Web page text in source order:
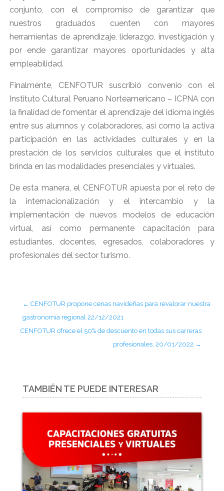
conjunto, con el compromiso de garantizar que
nuestros graduados cuenten con mayores
herramientas de aprendizaje, liderazgo, investigación y
por ende garantizar mayores oportunidades y alta
empleabilidad.
Finalmente, CENFOTUR suscribió convenio con el
Instituto Cultural Peruano Norteamericano – ICPNA con
la finalidad de fomentar el aprendizaje del idioma inglés
entre sus alumnos y colaboradores, así como la activa
participación en las actividades culturales y en la
prestación de los servicios culturales que el instituto
brinda en las modalidades presenciales y virtuales.
De esta manera, el CENFOTUR apuesta por el reto de
la internacionalización y el intercambio y la
implementación de nuevos modelos de educación
virtual, así como permanente capacitación para
estudiantes, docentes, egresados, colaboradores y
profesionales del sector turismo.
← CENFOTUR propone cenas navideñas para revalorar nuestra
gastronomía regional 22/12/2021
CENFOTUR ofrece el 50% de descuento en todas sus carreras
profesionales. 20/01/2022 →
TAMBIÉN TE PUEDE INTERESAR